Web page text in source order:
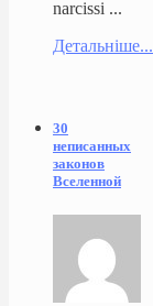
narcissi ...
Детальніше...
30
неписанных
законов
Вселенной